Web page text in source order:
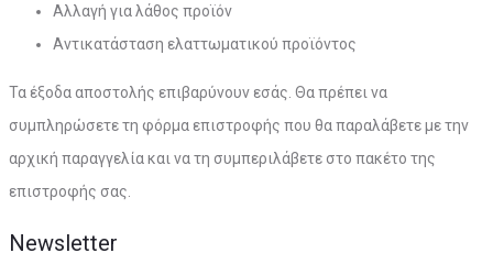
Αλλαγή για λάθος προϊόν
Αντικατάσταση ελαττωματικού προϊόντος
Τα έξοδα αποστολής επιβαρύνουν εσάς. Θα πρέπει να
συμπληρώσετε τη φόρμα επιστροφής που θα παραλάβετε με την
αρχική παραγγελία και να τη συμπεριλάβετε στο πακέτο της
επιστροφής σας.
Newsletter